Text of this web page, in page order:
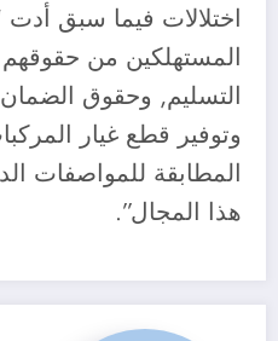
اختلالات فيما سبق
المستهلكين من
التسليم, وحقوق
وتوفير قطع غيار
المطابقة للمواصفات
هذا المجال”.